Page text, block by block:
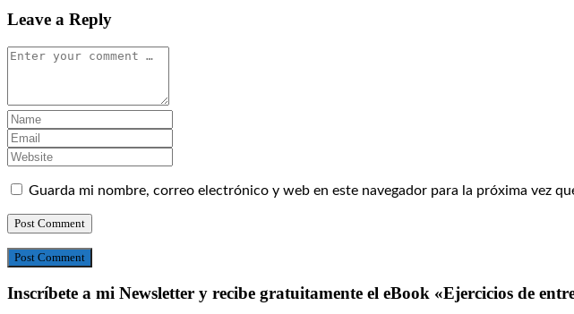
Leave a Reply
Guarda mi nombre, correo electrónico y web en este navegador para la próxima vez
Post Comment
Inscríbete a mi Newsletter y recibe gratuitamente el eBook «Ejercicios de